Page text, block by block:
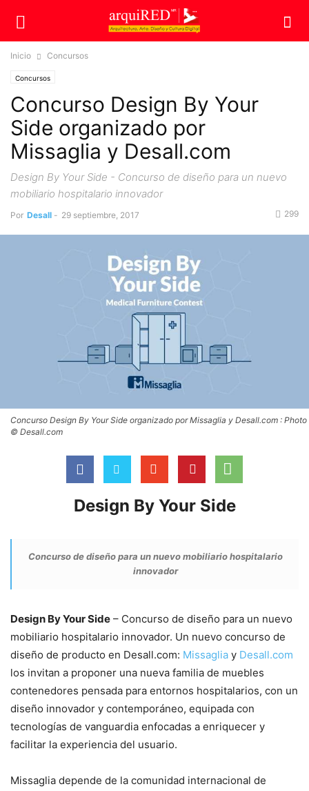
Inicio Concursos
Concursos
Concurso Design By Your
Side organizado por
Missaglia y Desall.com
Design By Your Side - Concurso de diseño para un nuevo
mobiliario hospitalario innovador
Por Desall - 29 septiembre, 2017 299
Concurso Design By Your Side organizado por Missaglia y Desall.com : Photo
© Desall.com
Design By Your Side
Concurso de diseño para un nuevo mobiliario hospitalario
innovador
Design By Your Side – Concurso de diseño para un nuevo
mobiliario hospitalario innovador. Un nuevo concurso de
diseño de producto en Desall.com: Missaglia y Desall.com
los invitan a proponer una nueva familia de muebles
contenedores pensada para entornos hospitalarios, con un
diseño innovador y contemporáneo, equipada con
tecnologías de vanguardia enfocadas a enriquecer y
facilitar la experiencia del usuario.
Missaglia depende de la comunidad internacional de